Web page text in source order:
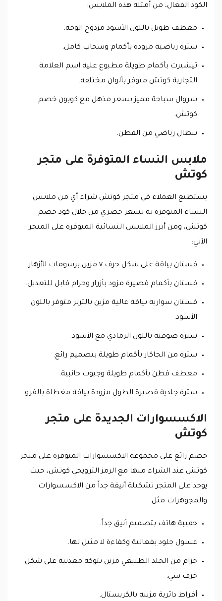
الكود الفعال، من أمثلة هذه الملابس:
معطف طويل باللون الأسود مزدوج الوجه.
سترة رياضية مزودة بأكمام وسحاب كامل.
تيشيرت بأكمام طويلة مطبوع عليه اسم العلامة
التجارية كوتش متوفر بألوان مختلفة.
سروال سباحة مميز بسعر مذهل مع كوبون خصم
كوتش.
بنطال رياضي من القطن.
ملابس النساء المتوفرة على متجر
كوتش
يستطيع العملاء في متجر كوتش شراء أي من ملابس
النساء المتوفرة به بسعر حصري من خلال كود خصم
كوتش، ومن أبرز الملابس النسائية المتوفرة على المتجر
الآتي:
فستان بياقة على شكل حرف v مزين برسومات الأزهار.
فستان بأكمام قصيرة مزود بأزرار وحزام قابل للتعديل.
فستان سواريه بياقة عالية مزين بالترتر متوفر باللون
الأسود.
سترة صوفية باللون الرمادي مع الأسود.
سترة من الجاكار بأكمام طويلة بتصميم رائع.
معطف قطن بأكمام طويلة وجيوب جانبية.
سترة جلدية قصيرة الطول مزودة بياقة مغطاة بالفرو.
الاكسسوارات الجديدة على متجر
كوتش
خصم رائع على مجموعة الاكسسوارات المتوفرة على متجر
كوتش عند الشراء منها مع الرمز الترويجي كوتش، حيث
يوجد على المتجر تشكيلة أنيقة جداً من الاكسسوارات
والمجوهرات مثل:
حقيبة هاتف بتصميم أنيق جداً.
غسول جلود بفعالية وكفاءة لا مثيل لها.
حزام من الجلد الطبيعي مزين بتوكة معدنية على شكل
حرف سي.
أقراط دائرية مزينة بالكريستال.